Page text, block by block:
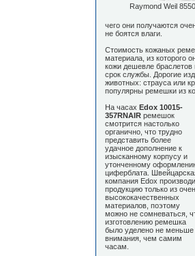
Raymond Weil
чего они получаются
не боятся влаги.
Стоимость кожаных
материала, из которого
кожи дешевле
срок службы. Дорогие
животных: страуса или
популярны ремешки из
На часах Edox 10015-
357RNAIRремешок
смотрится настолько
органично, что трудно
представить более
удачное дополнение к
изысканному корпусу и
утонченному
циферблата.
компания Edox
продукцию только из
высококачественных
материалов, поэтому
можно не сомневаться,
изготовлению ремешка
было уделено не меньше
внимания, чем самим
часам.